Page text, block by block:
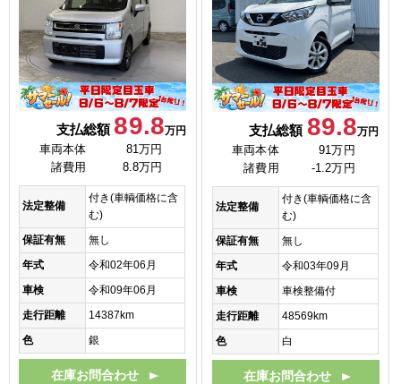
支払総額 89.8万円
車両本体
81万円
諸費用
8.8万円
法定整備
付き(車輌価格に含
む)
保証有無
無し
年式
令和02年06月
車検
令和09年06月
走行距離
14387km
色
銀
在庫お問合わせ
支払総額 89.8万円
車両本体
91万円
諸費用
-1.2万円
法定整備
付き(車輌価格に含
む)
保証有無
無し
年式
令和03年09月
車検
車検整備付
走行距離
48569km
色
白
在庫お問合わせ